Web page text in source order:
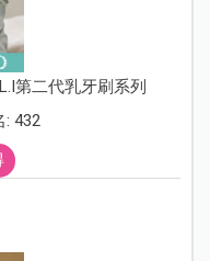
第二代乳牙刷系列
: 432